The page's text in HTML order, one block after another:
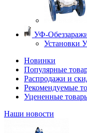
УФ-
Установки
Новинки
Популярные
Распродажи и
Рекомендуемые
Уцененные
Наши новости